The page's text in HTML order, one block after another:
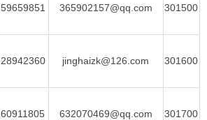
59659851 365902157@qq.com 301500
28942360 jinghaizk@126.com 301600
60911805 632070469@qq.com 301700